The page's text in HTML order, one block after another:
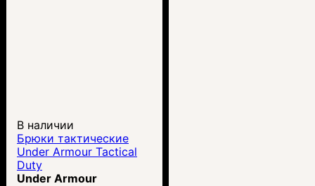
В наличии
Брюки тактические
Under Armour Tactical
Duty
Under Armour